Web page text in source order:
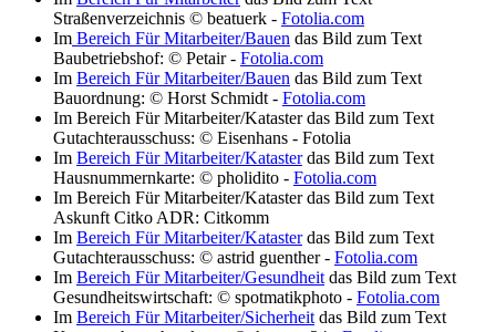
Straßenverzeichnis © beatuerk - Fotolia.com
Im Bereich Für Mitarbeiter/Bauen das Bild zum Text
Baubetriebshof: © Petair - Fotolia.com
Im Bereich Für Mitarbeiter/Bauen das Bild zum Text
Bauordnung: © Horst Schmidt - Fotolia.com
Im Bereich Für Mitarbeiter/Kataster das Bild zum Text
Gutachterausschuss: © Eisenhans - Fotolia
Im Bereich Für Mitarbeiter/Katasterdas Bild zum Text
Hausnummernkarte: © pholidito - Fotolia.com
Im Bereich Für Mitarbeiter/Kataster das Bild zum Text
Askunft Citko ADR: Citkomm
Im Bereich Für Mitarbeiter/Katasterdas Bild zum Text
Gutachterausschuss: © astrid guenther - Fotolia.com
Im Bereich Für Mitarbeiter/Gesundheit das Bild zum Text
Gesundheitswirtschaft: © spotmatikphoto - Fotolia.com
Im Bereich Für Mitarbeiter/Sicherheit das Bild zum Text